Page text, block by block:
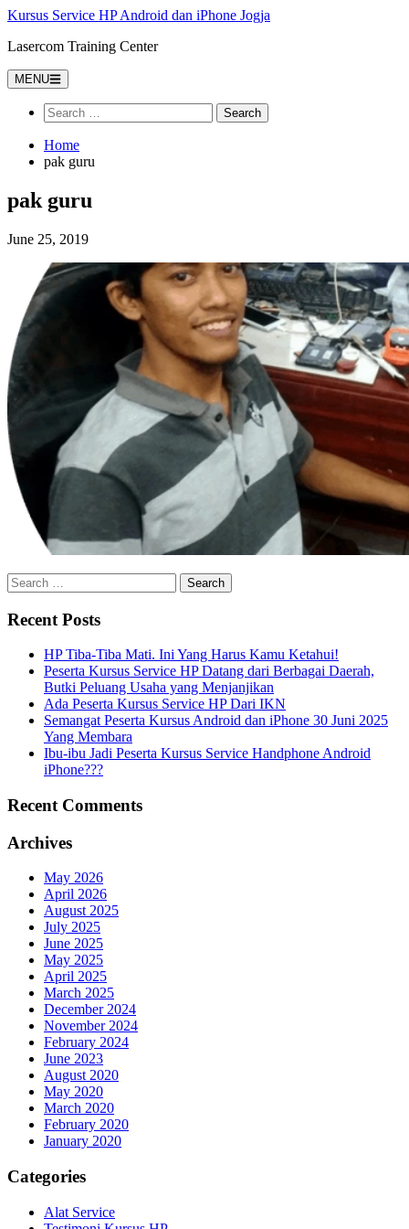
Kursus Service HP Android dan iPhone Jogja
Lasercom Training Center
MENU
Home
pak guru
pak guru
June 25, 2019
Recent Posts
HP Tiba-Tiba Mati. Ini Yang Harus Kamu Ketahui!
Peserta Kursus Service HP Datang dari Berbagai Daerah,
Butki Peluang Usaha yang Menjanjikan
Ada Peserta Kursus Service HP Dari IKN
Semangat Peserta Kursus Android dan iPhone 30 Juni 2025
Yang Membara
Ibu-ibu Jadi Peserta Kursus Service Handphone Android
iPhone???
Recent Comments
Archives
May 2026
April 2026
August 2025
July 2025
June 2025
May 2025
April 2025
March 2025
December 2024
November 2024
February 2024
June 2023
August 2020
May 2020
March 2020
February 2020
January 2020
Categories
Alat Service